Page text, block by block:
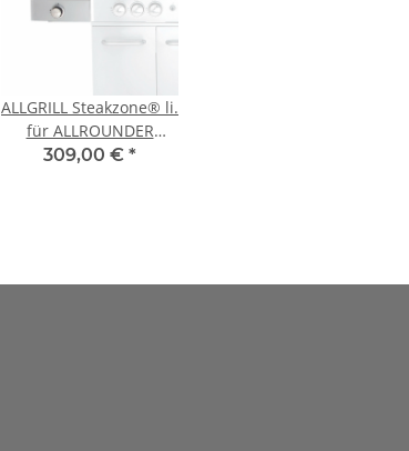
ALLGRILL Steakzone® li.
für ALLROUNDER
Modular (100303 und
309,00 € *